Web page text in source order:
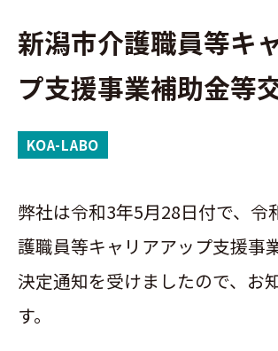
新潟市介護職員等キ
プ支援事業補助金等
KOA-LABO
弊社は令和3年5月28日付で、令
護職員等キャリアアップ支援事
決定通知を受けましたので、お
す。